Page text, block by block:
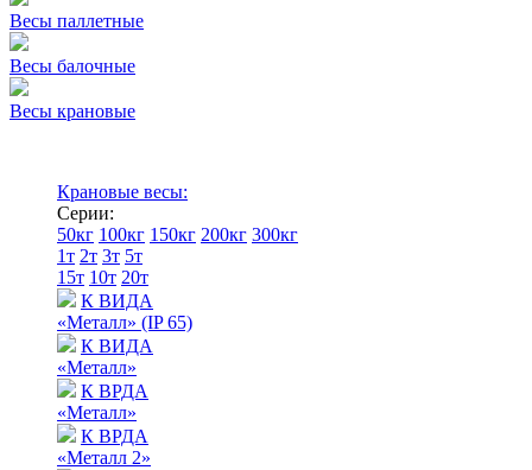
Весы паллетные
Весы балочные
Весы крановые
Крановые весы:
Серии:
50кг 100кг 150кг 200кг 300кг
1т 2т 3т 5т
15т 10т 20т
К ВИДА
«Металл» (IP 65)
К ВИДА
«Металл»
К ВРДА
«Металл»
К ВРДА
«Металл 2»